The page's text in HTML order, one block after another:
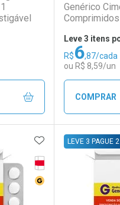
Ativar
Comprar
Comprar
FECHAR
FECHAR
Genérico
Leve 3 itens
R$6,87/cada
ou R$ 8,59/un
COMPRAR
Tarja Vermelha
Medicamento
ADICIONAR AOS
LEVE 3 PAGUE 2